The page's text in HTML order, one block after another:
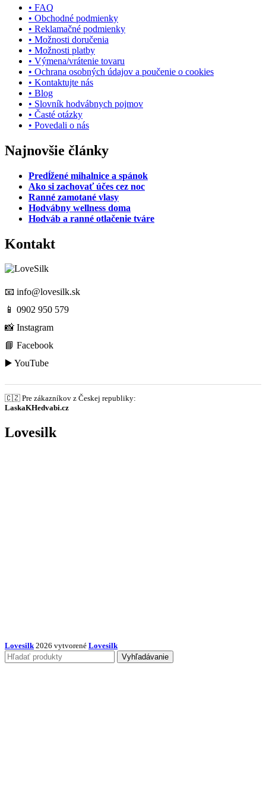
• FAQ
• Obchodné podmienky
• Reklamačné podmienky
• Možnosti doručenia
• Možnosti platby
• Výmena/vrátenie tovaru
• Ochrana osobných údajov a poučenie o cookies
• Kontaktujte nás
• Blog
• Slovník hodvábnych pojmov
• Časté otázky
• Povedali o nás
Najnovšie články
Predĺžené mihalnice a spánok
Ako si zachovať účes cez noc
Ranné zamotané vlasy
Hodvábny wellness doma
Hodváb a ranné otlačenie tváre
Kontakt
📧 info@lovesilk.sk
📱 0902 950 579
📸 Instagram
📘 Facebook
▶️ YouTube
🇨🇿 Pre zákazníkov z Českej republiky:
LaskaKHedvabi.cz
Lovesilk
Lovesilk 2026 vytvorené Lovesilk
Vyhľadávanie